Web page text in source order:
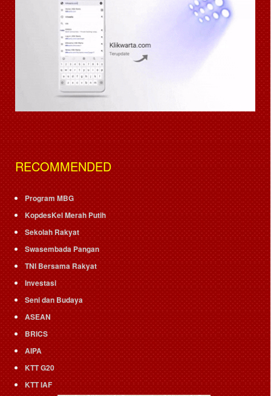
RECOMMENDED
Program MBG
KopdesKel Merah Putih
Sekolah Rakyat
Swasembada Pangan
TNI Bersama Rakyat
Investasi
Seni dan Budaya
ASEAN
BRICS
AIPA
KTT G20
KTT IAF